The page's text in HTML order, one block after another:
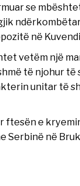
se
në
vetëm një
të njohur të
unitar të
ftesën e
Serbinë në